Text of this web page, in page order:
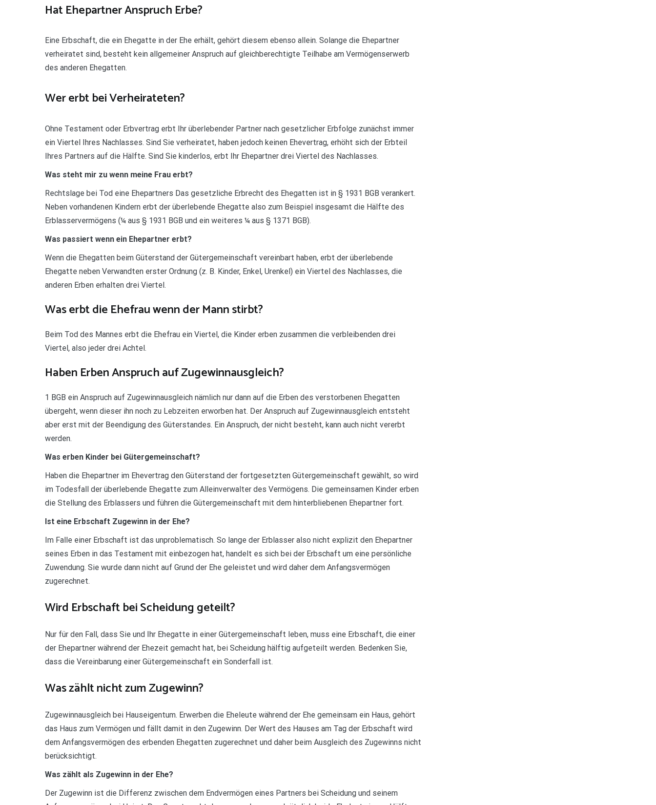
Hat Ehepartner Anspruch Erbe?
Eine Erbschaft, die ein Ehegatte in der Ehe erhält, gehört diesem ebenso allein. Solange die Ehepartner
verheiratet sind, besteht kein allgemeiner Anspruch auf gleichberechtigte Teilhabe am Vermögenserwerb
des anderen Ehegatten.
Wer erbt bei Verheirateten?
Ohne Testament oder Erbvertrag erbt Ihr überlebender Partner nach gesetzlicher Erbfolge zunächst immer
ein Viertel Ihres Nachlasses. Sind Sie verheiratet, haben jedoch keinen Ehevertrag, erhöht sich der Erbteil
Ihres Partners auf die Hälfte. Sind Sie kinderlos, erbt Ihr Ehepartner drei Viertel des Nachlasses.
Was steht mir zu wenn meine Frau erbt?
Rechtslage bei Tod eine Ehepartners Das gesetzliche Erbrecht des Ehegatten ist in § 1931 BGB verankert.
Neben vorhandenen Kindern erbt der überlebende Ehegatte also zum Beispiel insgesamt die Hälfte des
Erblasservermögens (¼ aus § 1931 BGB und ein weiteres ¼ aus § 1371 BGB).
Was passiert wenn ein Ehepartner erbt?
Wenn die Ehegatten beim Güterstand der Gütergemeinschaft vereinbart haben, erbt der überlebende
Ehegatte neben Verwandten erster Ordnung (z. B. Kinder, Enkel, Urenkel) ein Viertel des Nachlasses, die
anderen Erben erhalten drei Viertel.
Was erbt die Ehefrau wenn der Mann stirbt?
Beim Tod des Mannes erbt die Ehefrau ein Viertel, die Kinder erben zusammen die verbleibenden drei
Viertel, also jeder drei Achtel.
Haben Erben Anspruch auf Zugewinnausgleich?
1 BGB ein Anspruch auf Zugewinnausgleich nämlich nur dann auf die Erben des verstorbenen Ehegatten
übergeht, wenn dieser ihn noch zu Lebzeiten erworben hat. Der Anspruch auf Zugewinnausgleich entsteht
aber erst mit der Beendigung des Güterstandes. Ein Anspruch, der nicht besteht, kann auch nicht vererbt
werden.
Was erben Kinder bei Gütergemeinschaft?
Haben die Ehepartner im Ehevertrag den Güterstand der fortgesetzten Gütergemeinschaft gewählt, so wird
im Todesfall der überlebende Ehegatte zum Alleinverwalter des Vermögens. Die gemeinsamen Kinder erben
die Stellung des Erblassers und führen die Gütergemeinschaft mit dem hinterbliebenen Ehepartner fort.
Ist eine Erbschaft Zugewinn in der Ehe?
Im Falle einer Erbschaft ist das unproblematisch. So lange der Erblasser also nicht explizit den Ehepartner
seines Erben in das Testament mit einbezogen hat, handelt es sich bei der Erbschaft um eine persönliche
Zuwendung. Sie wurde dann nicht auf Grund der Ehe geleistet und wird daher dem Anfangsvermögen
zugerechnet.
Wird Erbschaft bei Scheidung geteilt?
Nur für den Fall, dass Sie und Ihr Ehegatte in einer Gütergemeinschaft leben, muss eine Erbschaft, die einer
der Ehepartner während der Ehezeit gemacht hat, bei Scheidung hälftig aufgeteilt werden. Bedenken Sie,
dass die Vereinbarung einer Gütergemeinschaft ein Sonderfall ist.
Was zählt nicht zum Zugewinn?
Zugewinnausgleich bei Hauseigentum. Erwerben die Eheleute während der Ehe gemeinsam ein Haus, gehört
das Haus zum Vermögen und fällt damit in den Zugewinn. Der Wert des Hauses am Tag der Erbschaft wird
dem Anfangsvermögen des erbenden Ehegatten zugerechnet und daher beim Ausgleich des Zugewinns nicht
berücksichtigt.
Was zählt als Zugewinn in der Ehe?
Der Zugewinn ist die Differenz zwischen dem Endvermögen eines Partners bei Scheidung und seinem